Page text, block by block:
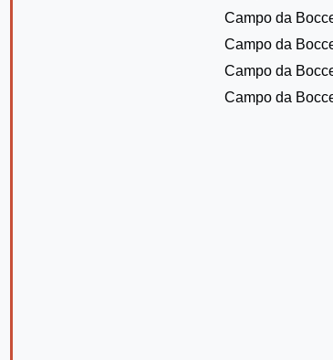
Campo da
Campo da
Campo da
Campo da